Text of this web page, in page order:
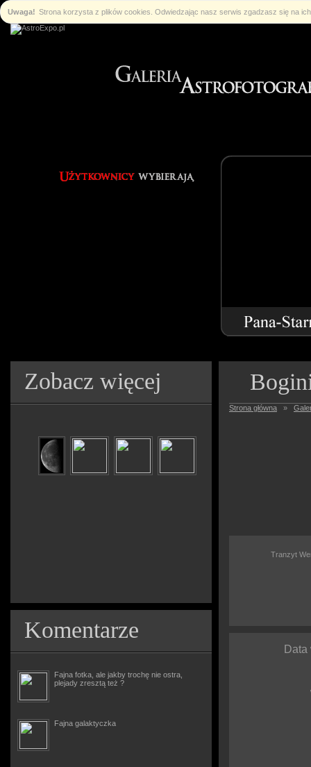
Uwaga! Strona korzysta z plików cookies. Odwiedzając nasz serwis zgadzasz się na
Zobacz więcej
Komentarze
Fajna fotka, ale jakby trochę nie ostra,
plejady zresztą też ?
Fajna galaktyczka
Strona główna »
Tranzyt